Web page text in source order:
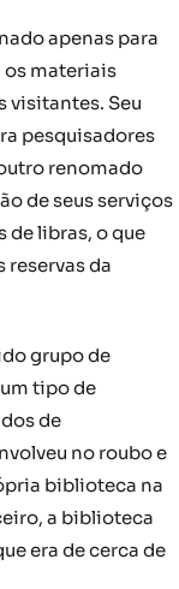
apenas para
os materiais
visitantes. Seu
pesquisadores
renomado
de seus serviços
de libras, o que
da
grupo de
tipo de
de
no roubo e
biblioteca na
a biblioteca
era de cerca de